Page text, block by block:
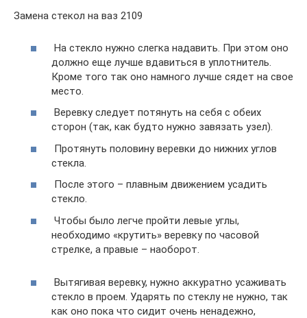
Замена стекол на ваз 2109
​ На стекло нужно слегка надавить. При этом оно
должно еще лучше вдавиться в уплотнитель.
Кроме того так оно намного лучше сядет на свое
место.
​ Веревку следует потянуть на себя с обеих
сторон (так, как будто нужно завязать узел).
​ Протянуть половину веревки до нижних углов
стекла.
​ После этого – плавным движением усадить
стекло.
​ Чтобы было легче пройти левые углы,
необходимо «крутить» веревку по часовой
стрелке, а правые – наоборот.
​ Вытягивая веревку, нужно аккуратно усаживать
стекло в проем. Ударять по стеклу не нужно, так
как оно пока что сидит очень ненадежно,